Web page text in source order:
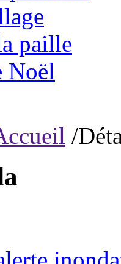
paille
Noël
/